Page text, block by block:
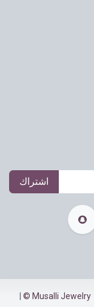
اشتراك
Musalli Jewelry ©